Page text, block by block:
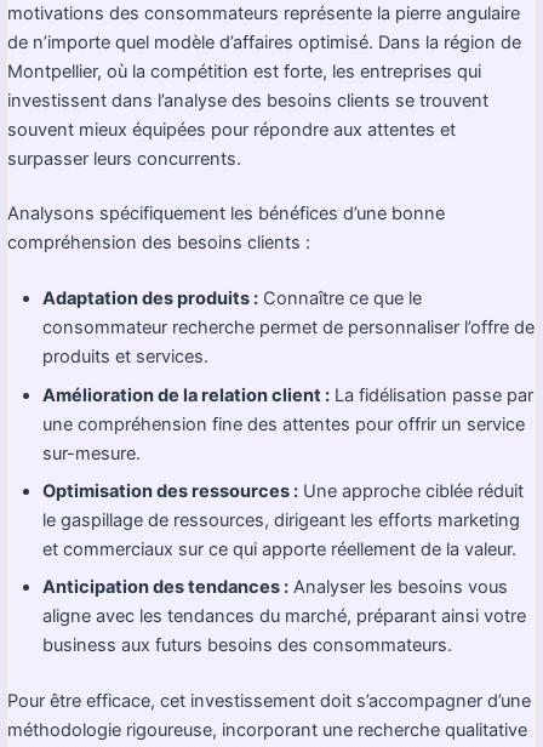
motivations des consommateurs représente la pierre angulaire
de n’importe quel modèle d’affaires optimisé. Dans la région de
Montpellier, où la compétition est forte, les entreprises qui
investissent dans l’analyse des besoins clients se trouvent
souvent mieux équipées pour répondre aux attentes et
surpasser leurs concurrents.
Analysons spécifiquement les bénéfices d’une bonne
compréhension des besoins clients :
Adaptation des produits : Connaître ce que le
consommateur recherche permet de personnaliser l’offre de
produits et services.
Amélioration de la relation client : La fidélisation passe par
une compréhension fine des attentes pour offrir un service
sur-mesure.
Optimisation des ressources : Une approche ciblée réduit
le gaspillage de ressources, dirigeant les efforts marketing
et commerciaux sur ce qui apporte réellement de la valeur.
Anticipation des tendances : Analyser les besoins vous
aligne avec les tendances du marché, préparant ainsi votre
business aux futurs besoins des consommateurs.
Pour être efficace, cet investissement doit s’accompagner d’une
méthodologie rigoureuse, incorporant une recherche qualitative